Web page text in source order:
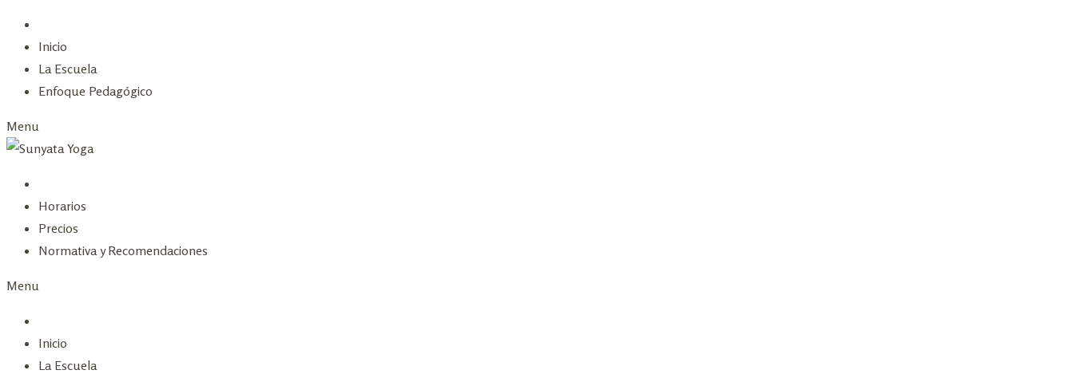
Skip
content
Inicio
La Escuela
Enfoque Pedagógico
Menu
Horarios
Precios
Normativa y Recomendaciones
Menu
Inicio
La Escuela